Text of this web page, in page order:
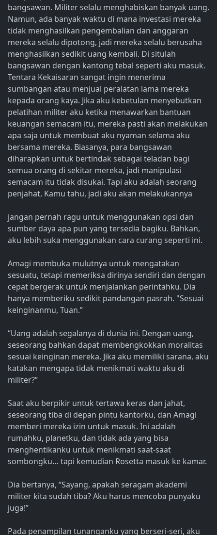
bangsawan. Militer selalu menghabiskan banyak uang.
Namun, ada banyak waktu di mana investasi mereka
tidak menghasilkan pengembalian dan anggaran
mereka selalu dipotong, jadi mereka selalu berusaha
menghasilkan sedikit uang kembali. Di situlah
bangsawan dengan kantong tebal seperti aku masuk.
Tentara Kekaisaran sangat ingin menerima
sumbangan atau menjual peralatan lama mereka
kepada orang kaya. Jika aku kebetulan menyebutkan
pelatihan militer aku ketika menawarkan bantuan
keuangan semacam itu, mereka pasti akan melakukan
apa saja untuk membuat aku nyaman selama aku
bersama mereka. Biasanya, para bangsawan
diharapkan untuk bertindak sebagai teladan bagi
semua orang di sekitar mereka, jadi manipulasi
semacam itu tidak disukai. Tapi aku adalah seorang
penjahat, Kamu tahu, jadi aku akan melakukannya
jangan pernah ragu untuk menggunakan opsi dan
sumber daya apa pun yang tersedia bagiku. Bahkan,
aku lebih suka menggunakan cara curang seperti ini.
Amagi membuka mulutnya untuk mengatakan
sesuatu, tetapi memeriksa dirinya sendiri dan dengan
cepat bergerak untuk menjalankan perintahku. Dia
hanya memberiku sedikit pandangan pasrah. "Sesuai
keinginanmu, Tuan.”
“Uang adalah segalanya di dunia ini. Dengan uang,
seseorang bahkan dapat membengkokkan moralitas
sesuai keinginan mereka. Jika aku memiliki sarana, aku
katakan mengapa tidak menikmati waktu aku di
militer?”
Saat aku berpikir untuk tertawa keras dan jahat,
seseorang tiba di depan pintu kantorku, dan Amagi
memberi mereka izin untuk masuk. Ini adalah
rumahku, planetku, dan tidak ada yang bisa
menghentikanku untuk menikmati saat-saat
sombongku… tapi kemudian Rosetta masuk ke kamar.
Dia bertanya, “Sayang, apakah seragam akademi
militer kita sudah tiba? Aku harus mencoba punyaku
juga!”
Pada penampilan tunanganku yang berseri-seri, aku